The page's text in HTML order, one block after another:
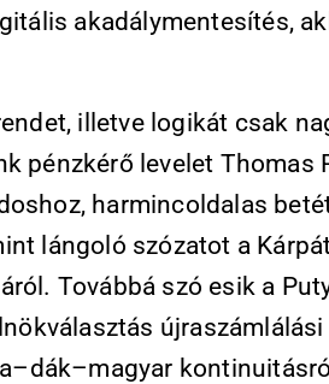
akadálymentesítés,
illetve logikát csak
pénzkérő levelet Thomas
harmincoldalas
lángoló szózatot a
Továbbá szó esik a
újraszámlálási